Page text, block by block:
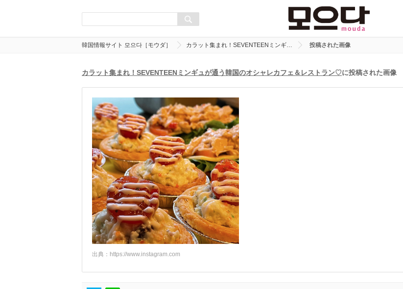
韓国情報サイト 모으다［モウダ］ カラット集まれ！SEVENTEENミンギ… 投稿された画像
カラット集まれ！SEVENTEENミンギュが通う韓国のオシャレカフェ＆レストラン♡に投稿された画像
出典： https://www.instagram.com